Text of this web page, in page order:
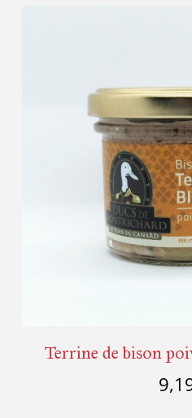
Terrine de bison